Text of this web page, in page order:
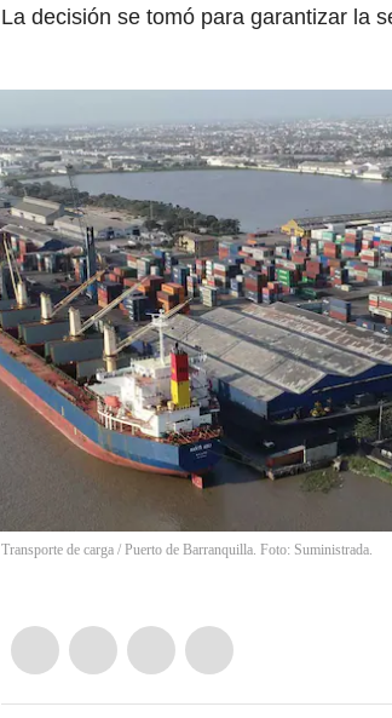
La decisión se tomó para garantizar la
Transporte de carga / Puerto de Barranquilla. Foto: Suministrada.